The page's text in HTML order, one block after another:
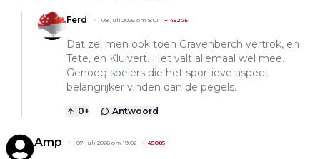
Ferd 08 juli 2026 om 8:01 + 45275
Dat zei men ook toen Gravenberch vertrok, en
Tete, en Kluivert. Het valt allemaal wel mee.
Genoeg spelers die het sportieve aspect
belangrijker vinden dan de pegels.
0+ Antwoord
Amp 07 juli 2026 om 19:02 + 45085